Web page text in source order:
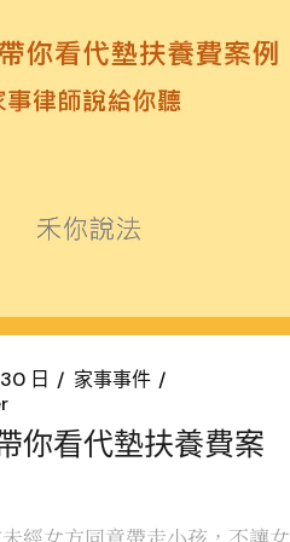
日
家事事件
你看代墊扶養費案